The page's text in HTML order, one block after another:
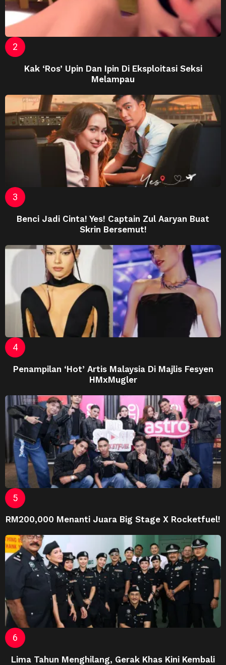
Kak ‘Ros’ Upin Dan Ipin Di Eksploitasi Seksi
Melampau
Benci Jadi Cinta! Yes! Captain Zul Aaryan Buat
Skrin Bersemut!
Penampilan ‘Hot’ Artis Malaysia Di Majlis Fesyen
HMxMugler
RM200,000 Menanti Juara Big Stage X Rocketfuel!
Lima Tahun Menghilang, Gerak Khas Kini Kembali